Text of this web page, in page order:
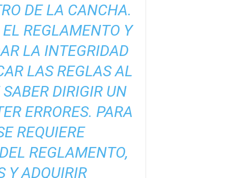
DE LA CANCHA.
REGLAMENTO Y
LA INTEGRIDAD
LAS REGLAS AL
DIRIGIR UN
ERRORES. PARA
REQUIERE
REGLAMENTO,
Y ADQUIRIR